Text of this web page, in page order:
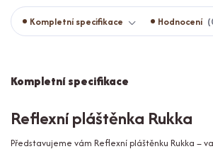
Kompletní specifikace Hodnocení
Kompletní specifikace
Reflexní pláštěnka Rukka
Představujeme vám Reflexní pláštěnku Rukka –